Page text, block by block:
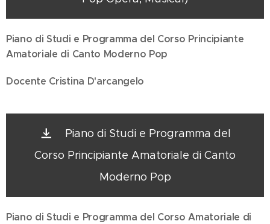
Piano di Studi e Programma del Corso Principiante
Amatoriale di Canto Moderno Pop
Docente Cristina D'arcangelo
Piano di Studi e Programma del
Corso Principiante Amatoriale di Canto
Moderno Pop
Piano di Studi e Programma del Corso Amatoriale di